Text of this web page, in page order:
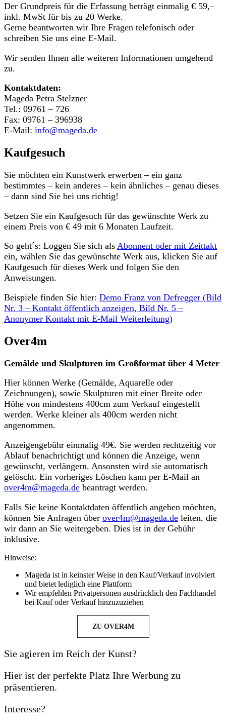
Der Grundpreis für die Erfassung beträgt einmalig € 59,–
inkl. MwSt für bis zu 20 Werke.
Gerne beantworten wir Ihre Fragen telefonisch oder
schreiben Sie uns eine E-Mail.
Wir senden Ihnen alle weiteren Informationen umgehend
zu.
Kontaktdaten:
Mageda Petra Stelzner
Tel.: 09761 – 726
Fax: 09761 – 396938
E-Mail: info@mageda.de
Kaufgesuch
Sie möchten ein Kunstwerk erwerben – ein ganz
bestimmtes – kein anderes – kein ähnliches – genau dieses
– dann sind Sie bei uns richtig!
Setzen Sie ein Kaufgesuch für das gewünschte Werk zu
einem Preis von € 49 mit 6 Monaten Laufzeit.
So geht´s: Loggen Sie sich als Abonnent oder mit Zeittakt
ein, wählen Sie das gewünschte Werk aus, klicken Sie auf
Kaufgesuch für dieses Werk und folgen Sie den
Anweisungen.
Beispiele finden Sie hier: Demo Franz von Defregger (Bild
Nr. 3 – Kontakt öffentlich anzeigen, Bild Nr. 5 –
Anonymer Kontakt mit E-Mail Weiterleitung)
Over4m
Gemälde und Skulpturen im Großformat über 4 Meter
Hier können Werke (Gemälde, Aquarelle oder
Zeichnungen), sowie Skulpturen mit einer Breite oder
Höhe von mindestens 400cm zum Verkauf eingestellt
werden. Werke kleiner als 400cm werden nicht
angenommen.
Anzeigengebühr einmalig 49€. Sie werden rechtzeitig vor
Ablauf benachrichtigt und können die Anzeige, wenn
gewünscht, verlängern. Ansonsten wird sie automatisch
gelöscht. Ein vorheriges Löschen kann per E-Mail an
over4m@mageda.de beantragt werden.
Falls Sie keine Kontaktdaten öffentlich angeben möchten,
können Sie Anfragen über over4m@mageda.de leiten, die
wir dann an Sie weitergeben. Dies ist in der Gebühr
inklusive.
Hinweise:
Mageda ist in keinster Weise in den Kauf/Verkauf involviert
und bietet lediglich eine Plattform
Wir empfehlen Privatpersonen ausdrücklich den Fachhandel
bei Kauf oder Verkauf hinzuzuziehen
ZU OVER4M
Sie agieren im Reich der Kunst?
Hier ist der perfekte Platz Ihre Werbung zu
präsentieren.
Interesse?